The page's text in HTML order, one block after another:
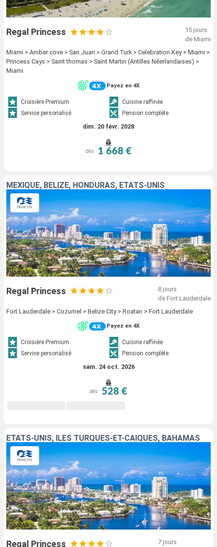
Regal Princess
15 jours
de Miami
Miami > Amber cove > San Juan > Grand Turk > Celebration Key > Miami >
Princess Cays > Saint thomas > Saint Martin (Antilles Néerlandaises) >
Miami
Payez en 4X
Croisière Premium
Cuisine raffinée
Service personalisé
Pension complète
dim. 20 févr. 2028
dès 1 668 €
MEXIQUE, BELIZE, HONDURAS, ÉTATS-UNIS
Regal Princess
8 jours
de Fort Lauderdale
Fort Lauderdale > Cozumel > Belize City > Roatan > Fort Lauderdale
Payez en 4X
Croisière Premium
Cuisine raffinée
Service personalisé
Pension complète
sam. 24 oct. 2026
dès 528 €
ÉTATS-UNIS, ÎLES TURQUES-ET-CAÏQUES, BAHAMAS
Regal Princess 7 jours